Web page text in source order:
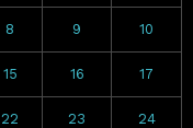
8 9 10
15 16 17
22 23 24